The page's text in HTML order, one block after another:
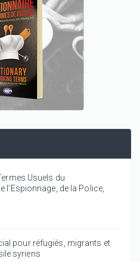
Usuels du
l’Espionnage, de la Police,
pour réfugiés, migrants et
syriens